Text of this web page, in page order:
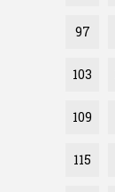
97
103
109
115